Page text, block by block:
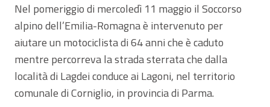
Nel pomeriggio di mercoledì 11 maggio il Soccorso
alpino dell’Emilia-Romagna è intervenuto per
aiutare un motociclista di 64 anni che è caduto
mentre percorreva la strada sterrata che dalla
località di Lagdei conduce ai Lagoni, nel territorio
comunale di Corniglio, in provincia di Parma.